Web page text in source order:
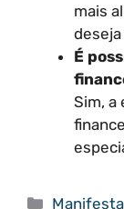
mais
deseja
É
Sim, a